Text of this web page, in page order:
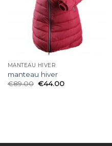
MANTEAU HIVER
manteau hiver
€89.00 €44.00